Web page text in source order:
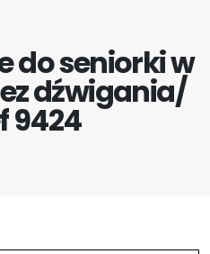
do seniorki w
dźwigania/
9424